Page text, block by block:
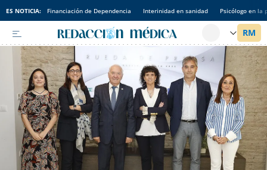
ES NOTICIA: Financiación de Dependencia Interinidad en sanidad Psicólogo en la